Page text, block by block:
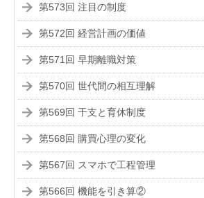
第573回 注目の制度
第572回 経営計画の価値
第571回 早期離職対策
第570回 世代間の相互理解
第569回 干支と育休制度
第568回 購買心理の変化
第567回 スマホで工程管理
第566回 機能を引き算②